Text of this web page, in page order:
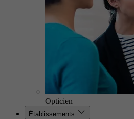
Opticien
Établissements